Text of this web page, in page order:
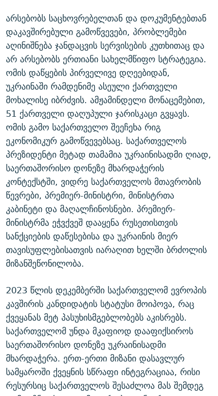
არსებობს საცხოვრებელთან და დოკუმენტებთან
დაკავშირებული გამოწვევები, პრობლემები
აღინიშნება ჯანდაცვის სერვისების კუთხითაც და
არ არსებობს ერთიანი სახელმწიფო სტრატეგია.
ომის დაწყების პირველივე დღეებიდან,
უკრაინაში რამდენიმე ასეული ქართველი
მოხალისე იბრძვის. ამჟამინდელი მონაცემებით,
51 ქართველი დაღუპული ჯარისკაცი გვყავს.
ომის გამო საქართველო შეეჩეხა რიგ
ეკონომიკურ გამოწვევებსაც. საქართველოს
პრეზიდენტი მეტად თამამია უკრაინისადმი ღიად,
საერთაშორისო დონეზე მხარდაჭერის
კონტექსტში, ვიდრე საქართველოს მთავრობის
წევრები, პრემიერ-მინისტრი, მინისტრთა
კაბინეტი და მაღალჩინოსნები. პრემიერ-
მინისტრმა ეჭვქვეშ დააყენა რუსეთისთვის
სანქციების დაწესებისა და უკრაინის მიერ
თავისუფლებისათვის იარაღით ხელში ბრძოლის
მიზანშეწონილობა.
2023 წლის დეკემბერში საქართველომ ევროპის
კავშირის კანდიდატის სტატუსი მოიპოვა, რაც
ქვეყანას მეტ პასუხისმგებლობებს აკისრებს.
საქართველომ უნდა მკაფიოდ დააფიქსიროს
საერთაშორისო დონეზე უკრაინისადმი
მხარდაჭერა. ერთ-ერთი მიზანი დასავლურ
სამყაროში ქვეყნის სწრაფი ინტეგრაციაა, რისი
რესურსიც საქართველოს შესაძლოა მას შემდეგ